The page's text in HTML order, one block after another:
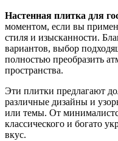
Настенная плитка для
моментом, если вы
стиля и изысканности.
вариантов, выбор
полностью преобразить
пространства.
Эти плитки предлагают
различные дизайны и
или темы. От
классического и богато
вкус.